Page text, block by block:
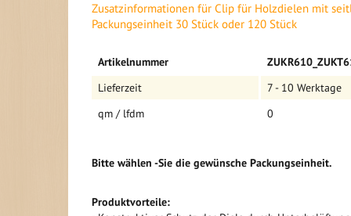
Details für Clip für Holzdielen mit seitlicher Nut
oder 120 Stück
Clip für Holzdielen mit seitlicher Nut
- Nutwandstärke von 2,5 - 8,5 mm
- Nuttiefe min. 6 mm
- Packungseinheit 30 oder 120 Stück
Bitte wählen -Sie die gewünsche Packungseinheit.
Produktvorteile:
Zusatzinformationen für Clip für Holzdielen mit
Packungseinheit 30 Stück oder 120 Stück
Mehr
Informationen
Artikelnummer
Lieferzeit
7 - 10 Werktage
qm / lfdm
0